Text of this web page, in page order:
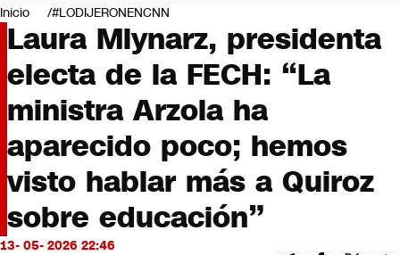
Negocios
Deportes
Programas completos
Cultura
Servicios
Bits
CNN tiempo
Futuro 360
Opinión
Inicio #LODIJERONENCNN
Laura Mlynarz, presidenta
electa de la FECH: “La
ministra Arzola ha
aparecido poco; hemos
visto hablar más a Quiroz
sobre educación”
13- 05- 2026 22:46